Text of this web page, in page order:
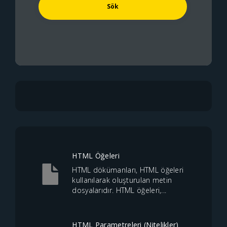
HTML Öğeleri
HTML dökümanları, HTML öğeleri
kullanılarak oluşturulan metin
dosyalarıdır. HTML öğeleri,...
HTML Parametreleri (Nitelikler)